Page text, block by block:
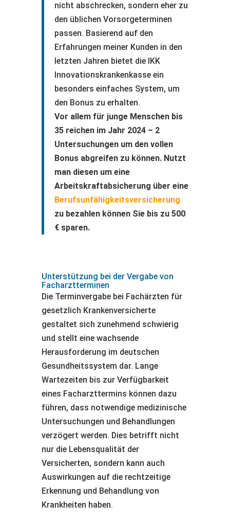
nicht abschrecken, sondern eher zu
den üblichen Vorsorgeterminen
passen. Basierend auf den
Erfahrungen meiner Kunden in den
letzten Jahren bietet die IKK
Innovationskrankenkasse ein
besonders einfaches System, um
den Bonus zu erhalten.
Vor allem für junge Menschen bis
35 reichen im Jahr 2024 – 2
Untersuchungen um den vollen
Bonus abgreifen zu können. Nutzt
man diesen um eine
Arbeitskraftabsicherung über eine
Berufsunfähigkeitsversicherung
zu bezahlen können Sie bis zu 500
€ sparen.
Unterstützung bei der Vergabe von
Facharztterminen
Die Terminvergabe bei Fachärzten für
gesetzlich Krankenversicherte
gestaltet sich zunehmend schwierig
und stellt eine wachsende
Herausforderung im deutschen
Gesundheitssystem dar. Lange
Wartezeiten bis zur Verfügbarkeit
eines Facharzttermins können dazu
führen, dass notwendige medizinische
Untersuchungen und Behandlungen
verzögert werden. Dies betrifft nicht
nur die Lebensqualität der
Versicherten, sondern kann auch
Auswirkungen auf die rechtzeitige
Erkennung und Behandlung von
Krankheiten haben.